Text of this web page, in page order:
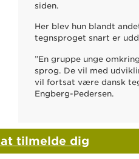
siden.
Her blev hun blandt
tegnsproget snart er
”En gruppe unge
sprog. De vil med
vil fortsat være dansk
Engberg-Pedersen.
tilmelde dig